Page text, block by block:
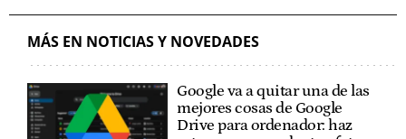
MÁS EN NOTICIAS Y NOVEDADES
Google va a quitar una de las
mejores cosas de Google
Drive para ordenador: haz